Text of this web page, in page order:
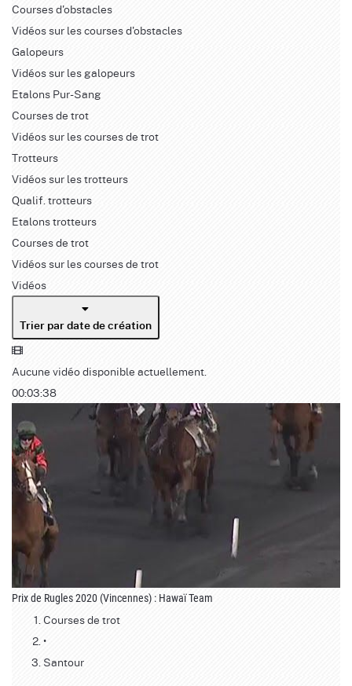
Courses d'obstacles
Vidéos sur les courses d'obstacles
Galopeurs
Vidéos sur les galopeurs
Etalons Pur-Sang
Courses de trot
Vidéos sur les courses de trot
Trotteurs
Vidéos sur les trotteurs
Qualif. trotteurs
Etalons trotteurs
Courses de trot
Vidéos sur les courses de trot
Vidéos
Trier par date de création
Aucune vidéo disponible actuellement.
00:03:38
Prix de Rugles 2020 (Vincennes) : Hawaï Team
Courses de trot
•
Santour